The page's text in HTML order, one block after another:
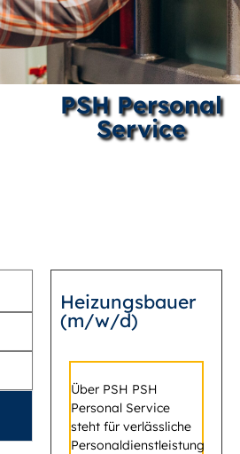
PSH Personal
Service
Heizungsbauer
(m/w/d)
Über PSH PSH
Personal Service
steht für verlässliche
Personaldienstleistung